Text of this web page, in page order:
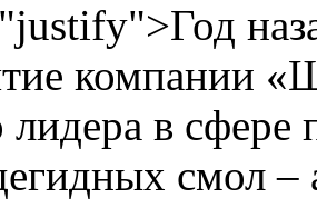
компании
в сфере
смол –